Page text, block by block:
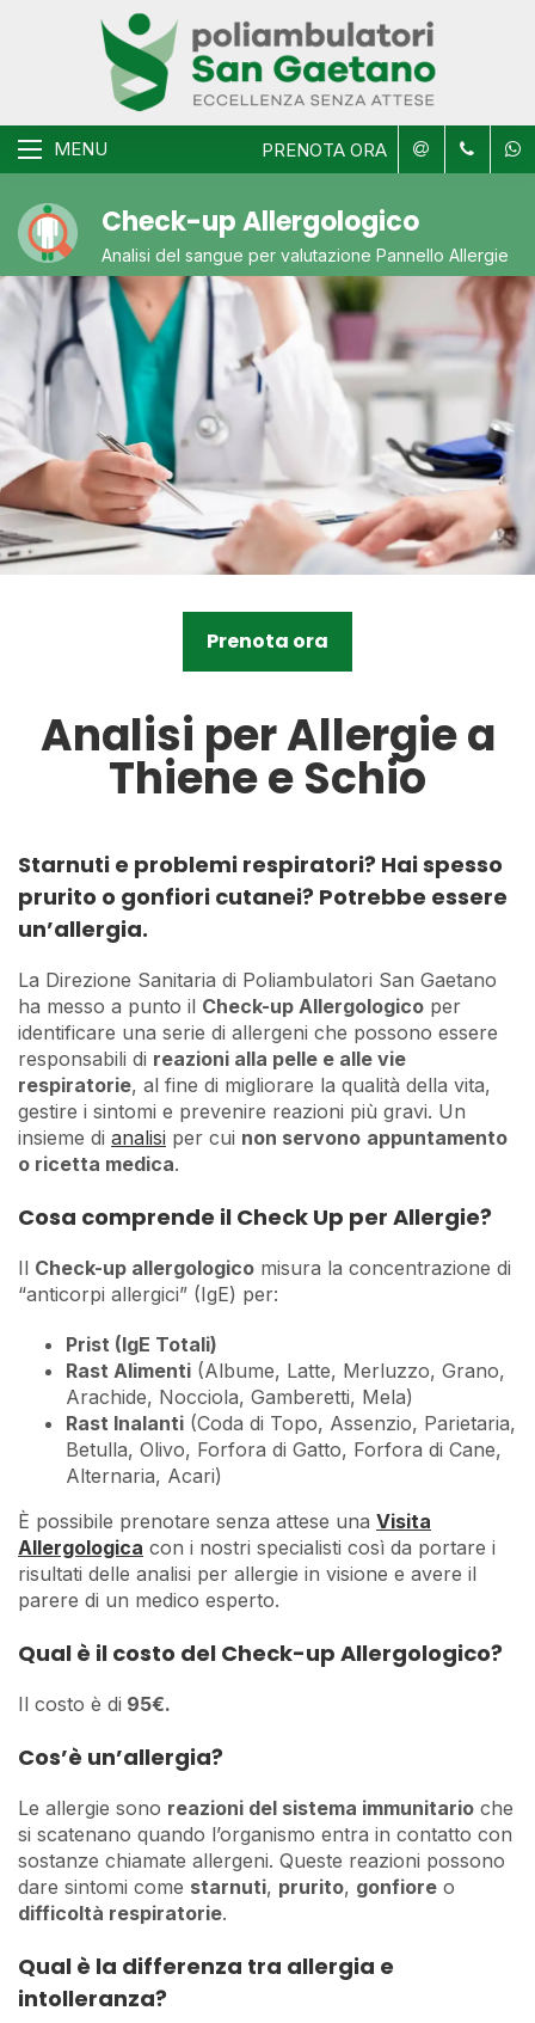
Check-up Allergologico
Analisi del sangue per valutazione Pannello Allergie
Prenota ora
Analisi per Allergie a
Thiene e Schio
Starnuti e problemi respiratori? Hai spesso
prurito o gonfiori cutanei? Potrebbe essere
un’allergia.
La Direzione Sanitaria di Poliambulatori San Gaetano
ha messo a punto il Check-up Allergologico per
identificare una serie di allergeni che possono essere
responsabili di reazioni alla pelle e alle vie
respiratorie, al fine di migliorare la qualità della vita,
gestire i sintomi e prevenire reazioni più gravi. Un
insieme di analisi per cui non servono appuntamento
o ricetta medica.
Cosa comprende il Check Up per Allergie?
Il Check-up allergologico misura la concentrazione di
“anticorpi allergici” (IgE) per:
Prist (IgE Totali)
Rast Alimenti (Albume, Latte, Merluzzo, Grano,
Arachide, Nocciola, Gamberetti, Mela)
Rast Inalanti (Coda di Topo, Assenzio, Parietaria,
Betulla, Olivo, Forfora di Gatto, Forfora di Cane,
Alternaria, Acari)
È possibile prenotare senza attese una Visita
Allergologica con i nostri specialisti così da portare i
risultati delle analisi per allergie in visione e avere il
parere di un medico esperto.
Qual è il costo del Check-up Allergologico?
Il costo è di 95€.
Cos’è un’allergia?
Le allergie sono reazioni del sistema immunitario che
si scatenano quando l’organismo entra in contatto con
sostanze chiamate allergeni. Queste reazioni possono
dare sintomi come starnuti, prurito, gonfiore o
difficoltà respiratorie.
Qual è la differenza tra allergia e
intolleranza?
MENU PRENOTA ORA